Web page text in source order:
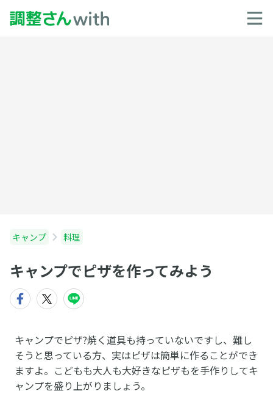
キャンプ 料理
キャンプでピザを作ってみよう
キャンプでピザ?焼く道具も持っていないですし、難し
そうと思っている方、実はピザは簡単に作ることができ
ますよ。こどもも大人も大好きなピザもを手作りしてキ
ャンプを盛り上がりましょう。